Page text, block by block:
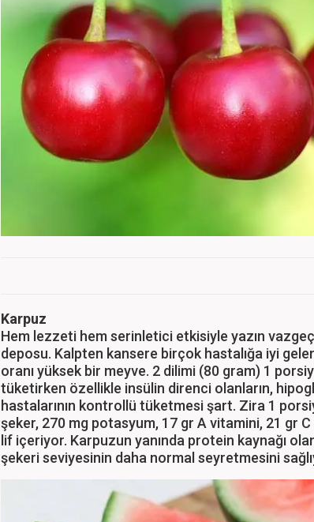
Karpuz
Hem lezzeti hem serinletici etkisiyle yazın
deposu. Kalpten kansere birçok hastalığa iyi
oranı yüksek bir meyve. 2 dilimi (80 gram) 1
tüketirken özellikle insülin direnci olanların,
hastalarının kontrollü tüketmesi şart. Zira 1
şeker, 270 mg potasyum, 17 gr A vitamini, 21 gr
lif içeriyor. Karpuzun yanında protein kaynağı
şekeri seviyesinin daha normal seyretmesini